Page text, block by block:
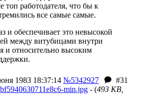
топ работодателя, что бы к
все самые самые.
и обеспечивает это невысокой
между витубицами внутри
и относительно высоким
1983 18:37:14 №5342927
#31
min.jpg - (493 KB,